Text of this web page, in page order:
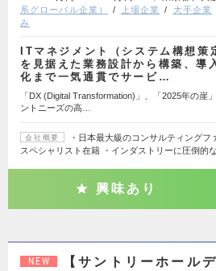
系グローバル企業）
上場企業 大手企業
み
ITマネジメント（システム構想策
を見据えた業務設計から構築、導
化まで一気通貫でサービ…
「DX (Digital Transformation)」、「2025年の崖
ントニーズの高…
会社概要
・日本最大級のコンサルティング
スペシャリスト在籍 ・インダストリーに圧倒的
興味あり
NEW
【サントリーホール